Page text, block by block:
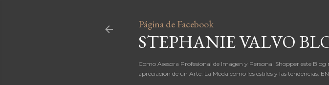
Página de Facebook
STEPHANIE VALVO
Como Asesora Profesional de Imagen y Personal Shopper este
apreciación de un Arte: La Moda como los estilos y las tendencias.